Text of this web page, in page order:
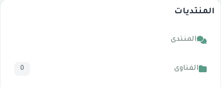
المنتديات
المنتدى
الفتاوى 0